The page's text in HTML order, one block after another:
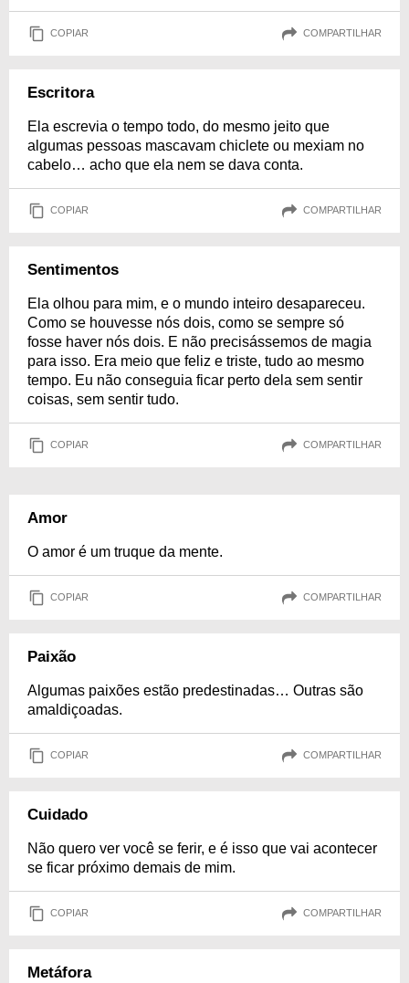
COPIAR COMPARTILHAR
Escritora
Ela escrevia o tempo todo, do mesmo jeito que
algumas pessoas mascavam chiclete ou mexiam no
cabelo… acho que ela nem se dava conta.
COPIAR COMPARTILHAR
Sentimentos
Ela olhou para mim, e o mundo inteiro desapareceu.
Como se houvesse nós dois, como se sempre só
fosse haver nós dois. E não precisássemos de magia
para isso. Era meio que feliz e triste, tudo ao mesmo
tempo. Eu não conseguia ficar perto dela sem sentir
coisas, sem sentir tudo.
COPIAR COMPARTILHAR
Amor
O amor é um truque da mente.
COPIAR COMPARTILHAR
Paixão
Algumas paixões estão predestinadas… Outras são
amaldiçoadas.
COPIAR COMPARTILHAR
Cuidado
Não quero ver você se ferir, e é isso que vai acontecer
se ficar próximo demais de mim.
COPIAR COMPARTILHAR
Metáfora